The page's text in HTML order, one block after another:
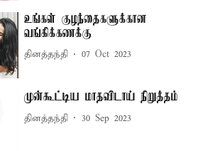
உங்கள் குழந்தைகளுக்கான
வங்கிக்கணக்கு
தினத்தந்தி 07 Oct 2023
முன்கூட்டிய மாதவிடாய் நிறுத்தம்
தினத்தந்தி 30 Sep 2023